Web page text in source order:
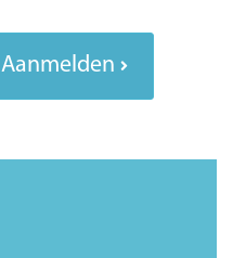
Aanmelden